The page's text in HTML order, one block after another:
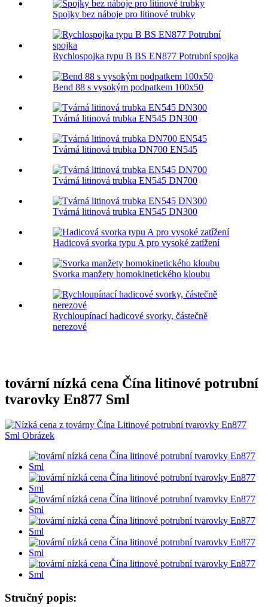
Spojky bez náboje pro litinové trubky
Rychlospojka typu B BS EN877 Potrubní spojka
Bend 88 s vysokým podpatkem 100x50
Tvárná litinová trubka EN545 DN300
Tvárná litinová trubka DN700 EN545
Tvárná litinová trubka EN545 DN700
Tvárná litinová trubka EN545 DN300
Hadicová svorka typu A pro vysoké zatížení
Svorka manžety homokinetického kloubu
Rychloupínací hadicové svorky, částečně
nerezové
tovární nízká cena Čína litinové potrubní
tvarovky En877 Sml
Stručný popis: